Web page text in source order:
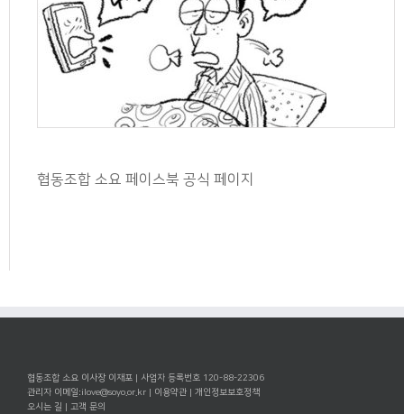
협동조합 소요 페이스북 공식 페이지
협동조합 소요 이사장 이재포 | 사업자 등록번호 120-88-22306
관리자 이메일:ilove@soyo.or.kr | 이용약관 | 개인정보보호정책
오시는 길 | 고객 문의